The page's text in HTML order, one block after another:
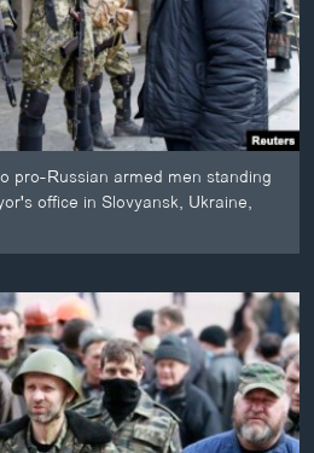
pro-Russian armed men standing
office in Slovyansk, Ukraine,